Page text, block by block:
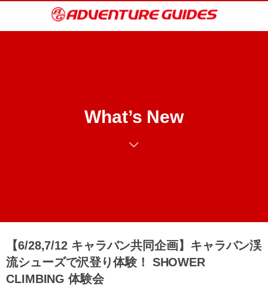
What’s New
【6/28,7/12 キャラバン共同企画】キャラバン渓
流シューズで沢登り体験！ SHOWER
CLIMBING 体験会